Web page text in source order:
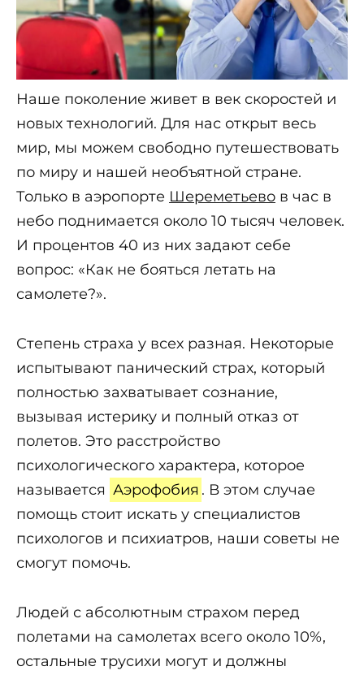
Наше поколение живет в век скоростей и
новых технологий. Для нас открыт весь
мир, мы можем свободно путешествовать
по миру и нашей необъятной стране.
Только в аэропорте Шереметьево в час в
небо поднимается около 10 тысяч человек.
И процентов 40 из них задают себе
вопрос: «Как не бояться летать на
самолете?».
Степень страха у всех разная. Некоторые
испытывают панический страх, который
полностью захватывает сознание,
вызывая истерику и полный отказ от
полетов. Это расстройство
психологического характера, которое
называется Аэрофобия . В этом случае
помощь стоит искать у специалистов
психологов и психиатров, наши советы не
смогут помочь.
Людей с абсолютным страхом перед
полетами на самолетах всего около 10%,
остальные трусихи могут и должны